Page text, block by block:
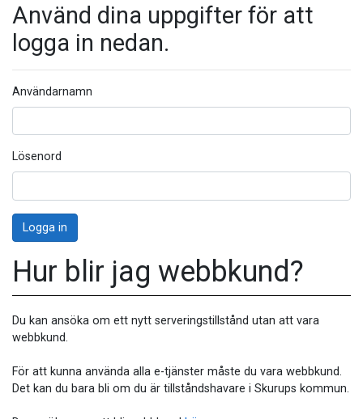
Använd dina uppgifter för att
logga in nedan.
Användarnamn
Lösenord
Logga in
Hur blir jag webbkund?
Du kan ansöka om ett nytt serveringstillstånd utan att vara
webbkund.
För att kunna använda alla e-tjänster måste du vara webbkund.
Det kan du bara bli om du är tillståndshavare i Skurups kommun.